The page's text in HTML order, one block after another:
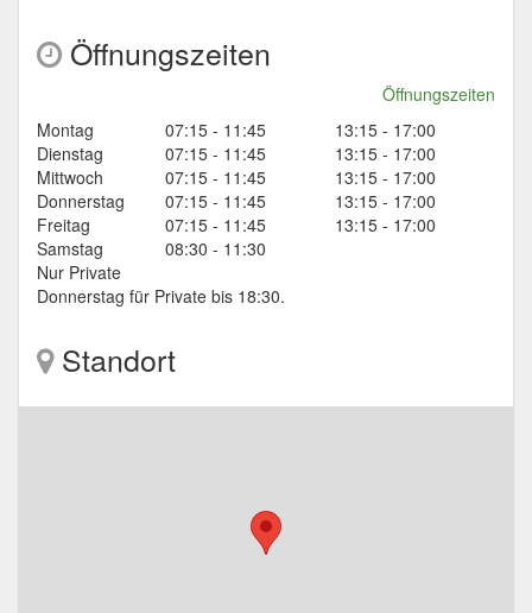
Öffnungszeiten
Öffnungszeiten
Montag
07:15 - 11:45
13:15 - 17:00
Dienstag
07:15 - 11:45
13:15 - 17:00
Mittwoch
07:15 - 11:45
13:15 - 17:00
Donnerstag
07:15 - 11:45
13:15 - 17:00
Freitag
07:15 - 11:45
13:15 - 17:00
Samstag
08:30 - 11:30
Nur Private
Donnerstag für Private bis 18:30.
Standort